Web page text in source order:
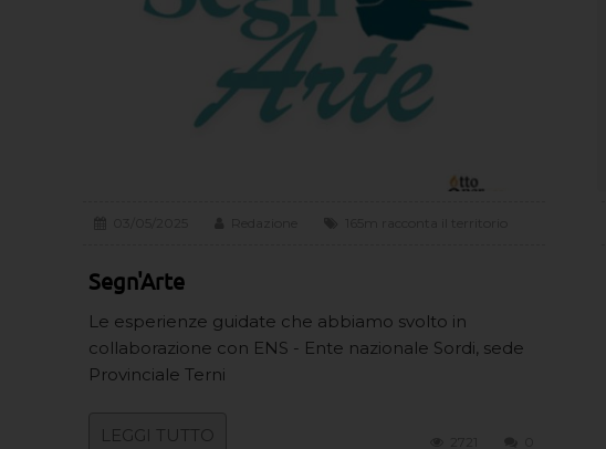
Segn'Arte
Le esperienze guidate che abbiamo svolto in
collaborazione con ENS - Ente nazionale Sordi, sede
Provinciale Terni
LEGGI TUTTO